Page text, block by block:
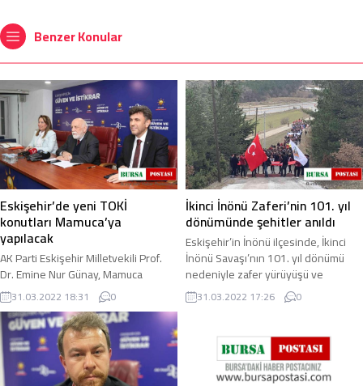
Benzer Konular
Eskişehir’de yeni TOKİ
konutları Mamuca’ya
yapılacak
AK Parti Eskişehir Milletvekili Prof.
Dr. Emine Nur Günay, Mamuca
Mahallesinde 3 bin 109 konutun
Toplu Konut İdaresi Başkanlığı (TOKİ)
tarafından ...
31.03.2022 18:31 0
İkinci İnönü Zaferi’nin 101. yıl
dönümünde şehitler anıldı
Eskişehir’in İnönü ilçesinde, İkinci
İnönü Savaşı’nın 101. yıl dönümü
nedeniyle zafer yürüyüşü ve
şehitlikte anma töreni düzenlendi.
Eskişehir ...
31.03.2022 17:26 0